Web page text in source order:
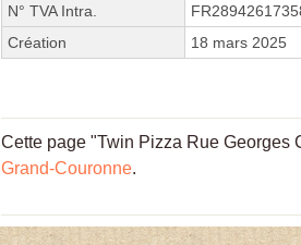
N° TVA Intra.
Création
18 mars 2025
Cette page "Twin Pizza Rue Georges
Grand-Couronne.